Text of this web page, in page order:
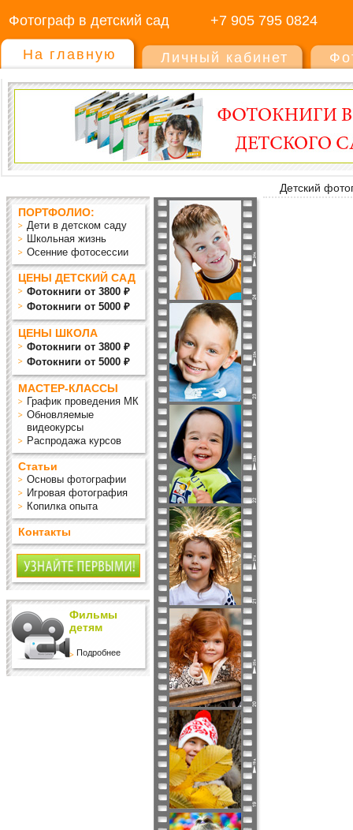
Фотограф в детский сад +7 905 795 0824
На главную Личный кабинет
Детский
ПОРТФОЛИО:
Дети в детском саду
Школьная жизнь
Осенние фотосессии
ЦЕНЫ ДЕТСКИЙ САД
Фотокниги от 3800 ₽
Фотокниги от 5000 ₽
ЦЕНЫ ШКОЛА
Фотокниги от 3800 ₽
Фотокниги от 5000 ₽
МАСТЕР-КЛАССЫ
График проведения МК
Обновляемые
видеокурсы
Распродажа курсов
Статьи
Основы фотографии
Игровая фотография
Копилка опыта
Контакты
Фильмы
детям
Подробнее